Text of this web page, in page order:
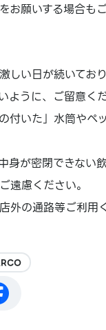
お願いする場合も
しい日が続いており
ように、ご留意く
付いた」水筒やペ
が密閉できない飲
遠慮ください。
の通路等ご利用